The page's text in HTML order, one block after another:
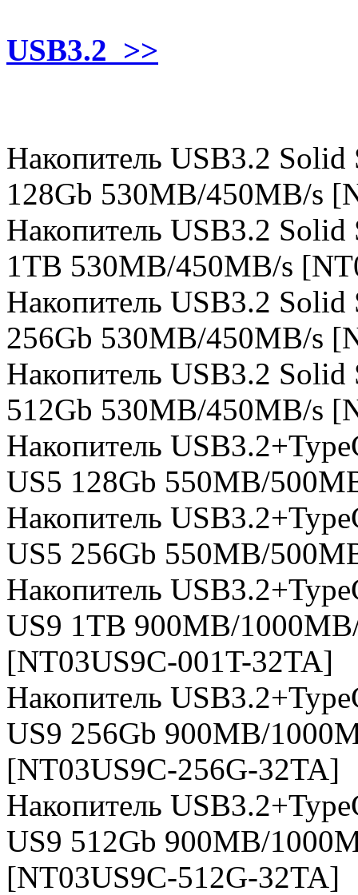
USB3.2 >>
Накопитель USB3.2 Solid
128Gb 530MB/450MB/s
Накопитель USB3.2 Solid
1TB 530MB/450MB/s
Накопитель USB3.2 Solid
256Gb 530MB/450MB/s
Накопитель USB3.2 Solid
512Gb 530MB/450MB/s
Накопитель
US5 128Gb 550MB/
Накопитель
US5 256Gb 550MB/
Накопитель
US9 1TB 900MB/
[NT03US9C-001T-32TA]
Накопитель
US9 256Gb 900MB/
[NT03US9C-256G-32TA]
Накопитель
US9 512Gb 900MB/
[NT03US9C-512G-32TA]